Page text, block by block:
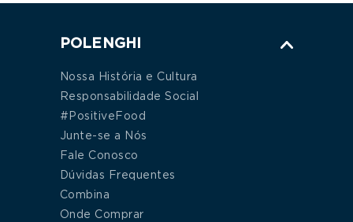
POLENGHI
Nossa História e Cultura
Responsabilidade Social
#PositiveFood
Junte-se a Nós
Fale Conosco
Dúvidas Frequentes
Combina
Onde Comprar